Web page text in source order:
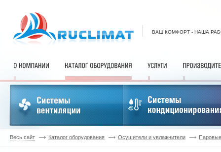
ВАШ КОМФОРТ - НАША
Весь сайт Каталог оборудования Осушители и увлажнители